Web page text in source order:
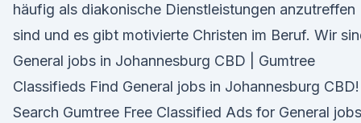
häufig als diakonische Dienstleistungen anzutreffen
sind und es gibt motivierte Christen im Beruf. Wir
General jobs in Johannesburg CBD | Gumtree
Classifieds Find General jobs in Johannesburg CBD!
Search Gumtree Free Classified Ads for General jobs